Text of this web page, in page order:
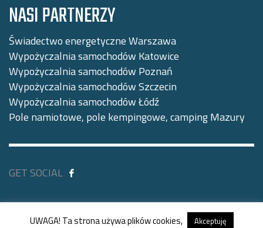
NASI PARTNERZY
Świadectwo energetyczne Warszawa
Wypożyczalnia samochodów Katowice
Wypożyczalnia samochodów Poznań
Wypożyczalnia samochodów Szczecin
Wypożyczalnia samochodów Łódź
Pole namiotowe, pole kempingowe, camping Mazury
GET SOCIAL
© Copyright ewypozyczalniawarszawa.pl. Wszystkie
prawa zastrzeżone.
UWAGA! Ta strona używa plików cookies, Akceptuję